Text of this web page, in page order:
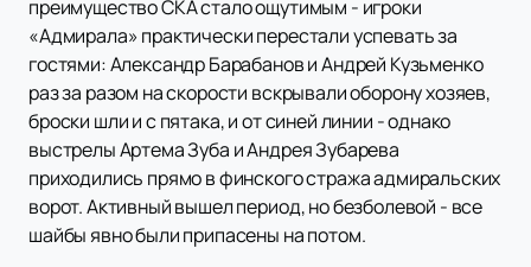
преимущество СКА стало ощутимым - игроки
«Адмирала» практически перестали успевать за
гостями: Александр Барабанов и Андрей Кузьменко
раз за разом на скорости вскрывали оборону хозяев,
броски шли и с пятака, и от синей линии - однако
выстрелы Артема Зуба и Андрея Зубарева
приходились прямо в финского стража адмиральских
ворот. Активный вышел период, но безболевой - все
шайбы явно были припасены на потом.